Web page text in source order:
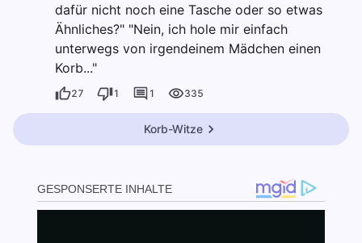
dafür nicht noch eine Tasche oder so etwas
Ähnliches?" "Nein, ich hole mir einfach
unterwegs von irgendeinem Mädchen einen
Korb..."
27 1 1 335
Korb-Witze